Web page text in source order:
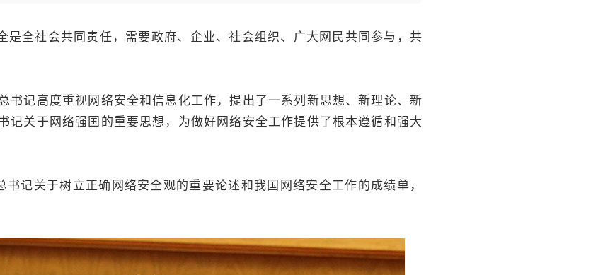
是全社会共同责任，需要政府、企业、社会组织、广大网民共同参与，共
书记高度重视网络安全和信息化工作，提出了一系列新思想、新理论、新
记关于网络强国的重要思想，为做好网络安全工作提供了根本遵循和强大
记关于树立正确网络安全观的重要论述和我国网络安全工作的成绩单，